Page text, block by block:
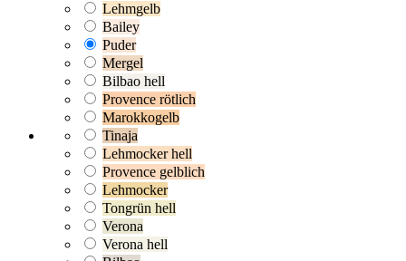
Lehmgelb
Bailey
Puder
Mergel
Bilbao hell
Provence rötlich
Marokkogelb
Tinaja
Lehmocker hell
Provence gelblich
Lehmocker
Tongrün hell
Verona
Verona hell